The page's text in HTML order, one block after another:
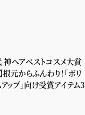
神ヘアベストコスメ大賞
根元からふんわり！「ボリ
ップ」向け受賞アイテム3